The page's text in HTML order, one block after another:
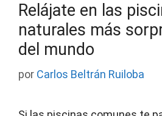
Relájate en las
naturales más
del mundo
por Carlos Beltrán Ruiloba